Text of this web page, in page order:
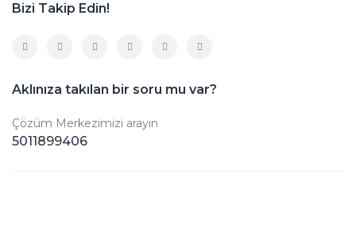
Bizi Takip Edin!
Aklınıza takılan bir soru mu var?
Çözüm Merkezimizi arayın
5011899406